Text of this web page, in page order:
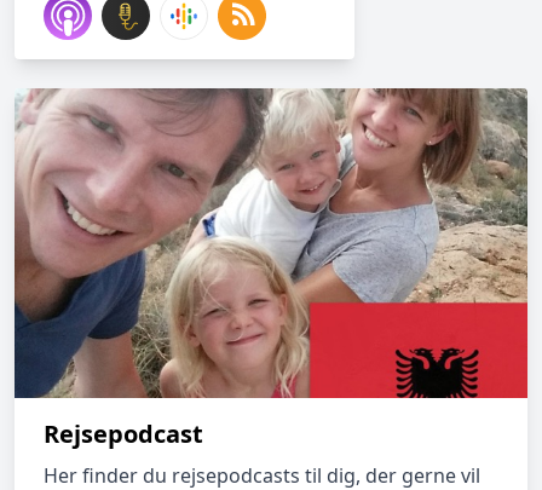
Rejsepodcast
Her finder du rejsepodcasts til dig, der gerne vil